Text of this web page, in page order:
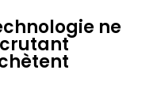
ne